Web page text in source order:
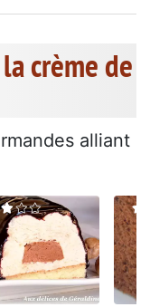
crème de
alliant